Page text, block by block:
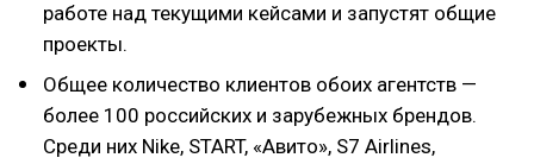
работе над текущими кейсами и запустят общие
проекты.
Общее количество клиентов обоих агентств —
более 100 российских и зарубежных брендов.
Среди них Nike, START, «Aвито», S7 Airlines,